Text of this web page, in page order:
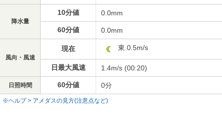
降水量
10分値 0.0mm
60分値 0.0mm
風向・風速
現在 東 0.5m/s
日最大風速 1.4m/s (00:20)
日照時間 60分値 0分
※ヘルプ > アメダスの見方(注意点など)